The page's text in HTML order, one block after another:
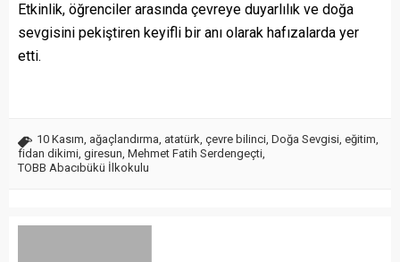
Etkinlik, öğrenciler arasında çevreye duyarlılık ve doğa
sevgisini pekiştiren keyifli bir anı olarak hafızalarda yer
etti.
10 Kasım, ağaçlandırma, atatürk, çevre bilinci, Doğa Sevgisi, eğitim,
fidan dikimi, giresun, Mehmet Fatih Serdengeçti,
TOBB Abacıbükü İlkokulu